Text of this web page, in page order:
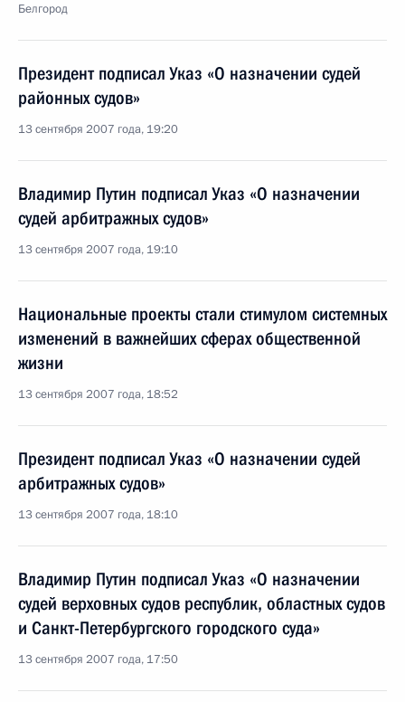
Белгород
Президент подписал Указ «О назначении судей
районных судов»
13 сентября 2007 года, 19:20
Владимир Путин подписал Указ «О назначении
судей арбитражных судов»
13 сентября 2007 года, 19:10
Национальные проекты стали стимулом системных
изменений в важнейших сферах общественной
жизни
13 сентября 2007 года, 18:52
Президент подписал Указ «О назначении судей
арбитражных судов»
13 сентября 2007 года, 18:10
Владимир Путин подписал Указ «О назначении
судей верховных судов республик, областных судов
и Санкт-Петербургского городского суда»
13 сентября 2007 года, 17:50